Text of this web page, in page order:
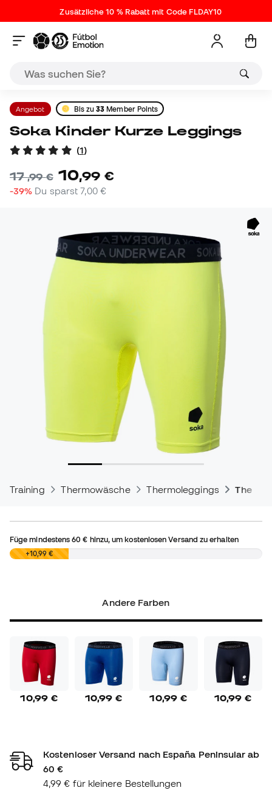
Zusätzliche 10 % Rabatt mit Code FLDAY10
Angebot Bis zu33 Member Points
Soka Kinder Kurze Leggings
(1)
17,99 € 10,99 €
-39% Du sparst7,00 €
Training Thermowäsche Thermoleggings
Füge mindestens60 € hinzu, um kostenlosen Versand zu erhalten
0,00 €+10,99 €
Andere Farben
10,99 € 10,99 € 10,99 € 10,99 €
Kostenloser Versand nach España Peninsular ab
60 €
4,99 € für kleinere Bestellungen